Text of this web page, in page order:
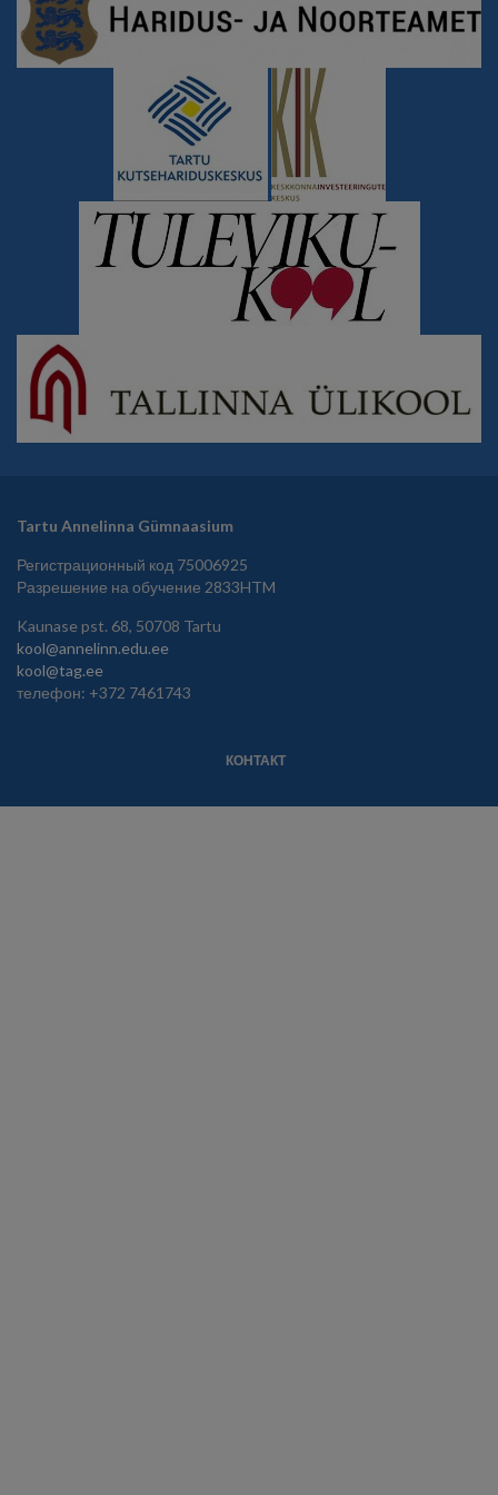
Tartu Annelinna Gümnaasium
Регистрационный код 75006925
Разрешение на обучение 2833HTM
Kaunase pst. 68, 50708 Tartu
kool@annelinn.edu.ee
kool@tag.ee
телефон: +372 7461743
КОНТАКТ